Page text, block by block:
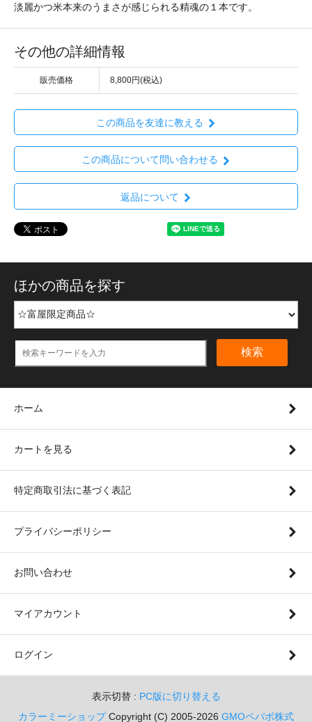
淡麗かつ米本来のうまさが感じられる精魂の１本です。
その他の詳細情報
販売価格 8,800円(税込)
この商品を友達に教える
この商品について問い合わせる
返品について
ほかの商品を探す
検索
ホーム
カートを見る
特定商取引法に基づく表記
プライバシーポリシー
お問い合わせ
マイアカウント
ログイン
表示切替 : PC版に切り替える
カラーミーショップCopyright (C) 2005-2026 GMOペパボ株式